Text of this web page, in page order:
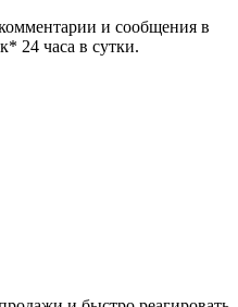
и сообщения в
24 часа в сутки.